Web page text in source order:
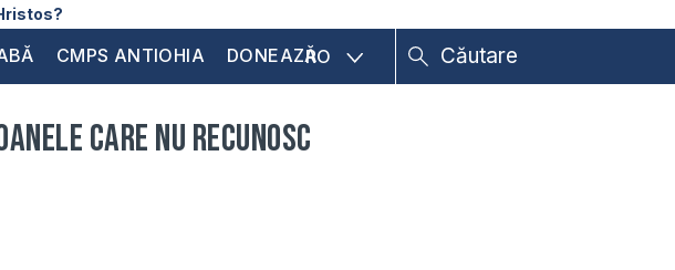
CMPS ANTIOHIA DONEAZĂRO
care nu recunosc